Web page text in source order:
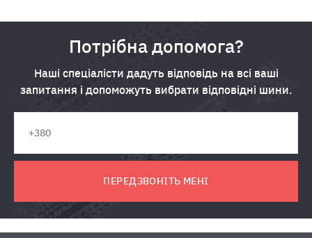
Потрібна допомога?
Наші спеціалісти дадуть відповідь на всі ваші
запитання і допоможуть вибрати відповідні шини.
ПЕРЕДЗВОНІТЬ МЕНІ